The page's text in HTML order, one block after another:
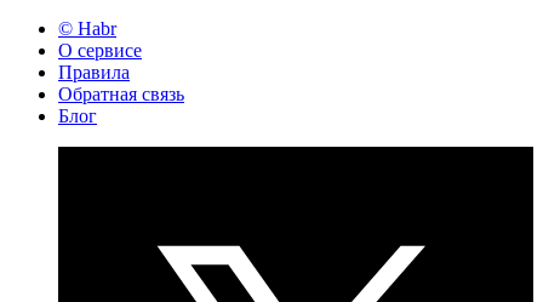
© Habr
О сервисе
Правила
Обратная связь
Блог